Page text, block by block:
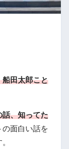
船田太郎こと
話、知ってた
の面白い話を